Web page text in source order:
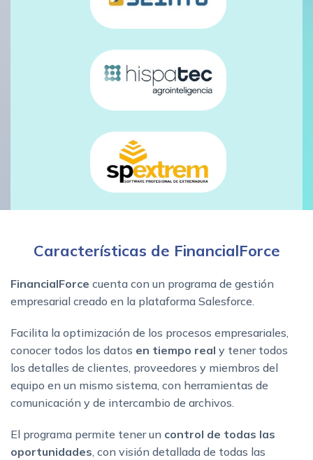
Características de FinancialForce
FinancialForce cuenta con un programa de gestión
empresarial creado en la plataforma Salesforce.
Facilita la optimización de los procesos empresariales,
conocer todos los datos en tiempo real y tener todos
los detalles de clientes, proveedores y miembros del
equipo en un mismo sistema, con herramientas de
comunicación y de intercambio de archivos.
El programa permite tener un control de todas las
oportunidades, con visión detallada de todas las